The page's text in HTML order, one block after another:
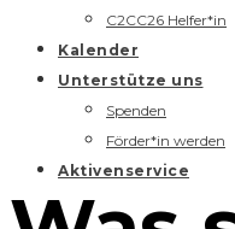
C2CC26 Helfer*in
Kalender
Unterstütze uns
Spenden
Förder*in werden
Aktivenservice